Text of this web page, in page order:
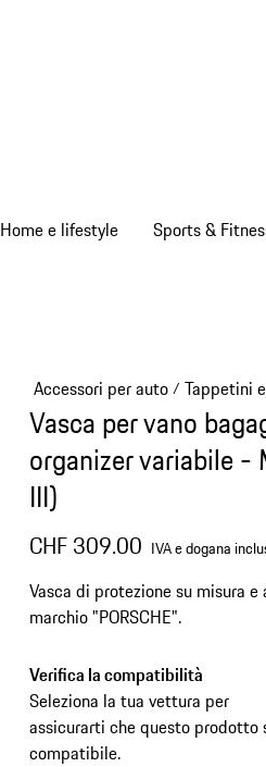
Home e lifestyle Sports &
Accessori per auto/ Tappetini
Vasca per vano
organizer variabile -
III)
CHF 309.00 IVA e dogana
Vasca di protezione su misura
marchio "PORSCHE".
Verifica la compatibilità
Seleziona la tua vettura per
assicurarti che questo prodotto
compatibile.